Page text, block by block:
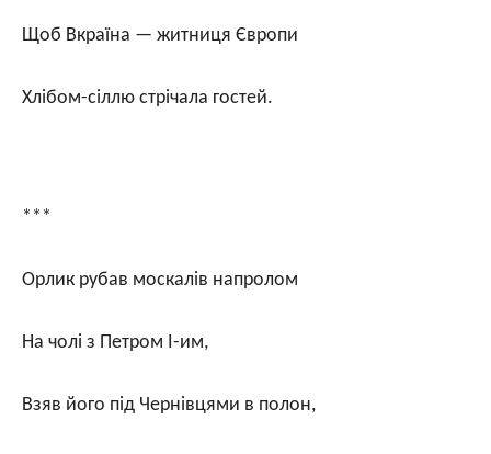
Щоб Вкраїна — житниця Європи
Хлібом-сіллю стрічала гостей.
***
Орлик рубав москалів напролом
На чолі з Петром І-им,
Взяв його під Чернівцями в полон,